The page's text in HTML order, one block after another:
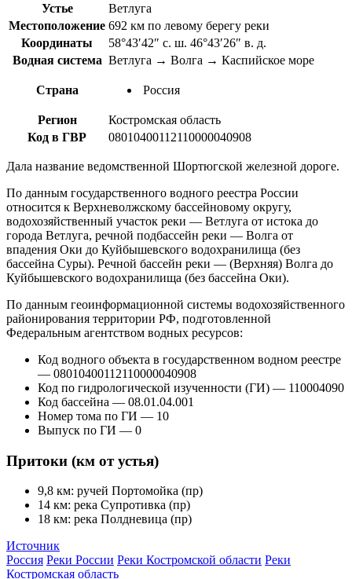
Устье
Ветлуга
Местоположение 692 км по левому берегу реки
Координаты
58°43′42″ с. ш. 46°43′26″ в. д.
Водная система Ветлуга → Волга → Каспийское море
Страна Россия
Регион
Костромская область
Код в ГВР
08010400112110000040908
Дала название ведомственной Шортюгской железной дороге.
По данным государственного водного реестра России
относится к Верхневолжскому бассейновому округу,
водохозяйственный участок реки — Ветлуга от истока до
города Ветлуга, речной подбассейн реки — Волга от
впадения Оки до Куйбышевского водохранилища (без
бассейна Суры). Речной бассейн реки — (Верхняя) Волга до
Куйбышевского водохранилища (без бассейна Оки).
По данным геоинформационной системы водохозяйственного
районирования территории РФ, подготовленной
Федеральным агентством водных ресурсов:
Код водного объекта в государственном водном реестре
— 08010400112110000040908
Код по гидрологической изученности (ГИ) — 110004090
Код бассейна — 08.01.04.001
Номер тома по ГИ — 10
Выпуск по ГИ — 0
Притоки (км от устья)
9,8 км: ручей Портомойка (пр)
14 км: река Супротивка (пр)
18 км: река Полдневица (пр)
Источник
Россия Реки России Реки Костромской области Реки
Костромская область